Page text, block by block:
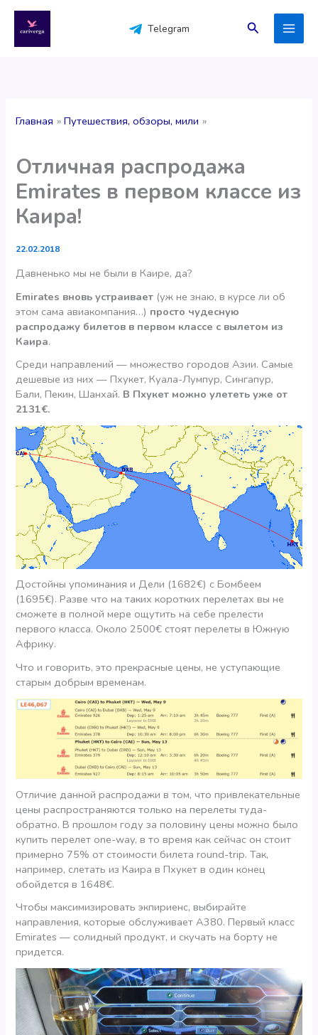
содержимому
Telegram Поиск
Главная Путешествия, обзоры, мили
Отличная распродажа
Emirates в первом классе из
Каира!
22.02.2018
Давненько мы не были в Каире, да?
Emirates вновь устраивает (уж не знаю, в курсе ли об
этом сама авиакомпания…) просто чудесную
распродажу билетов в первом классе с вылетом из
Каира.
Среди направлений — множество городов Азии. Самые
дешевые из них — Пхукет, Куала-Лумпур, Сингапур,
Бали, Пекин, Шанхай. В Пхукет можно улететь уже от
2131€.
Достойны упоминания и Дели (1682€) с Бомбеем
(1695€). Разве что на таких коротких перелетах вы не
сможете в полной мере ощутить на себе прелести
первого класса. Около 2500€ стоят перелеты в Южную
Африку.
Что и говорить, это прекрасные цены, не уступающие
старым добрым временам.
Отличие данной распродажи в том, что привлекательные
цены распространяются только на перелеты туда-
обратно. В прошлом году за половину цены можно было
купить перелет one-way, в то время как сейчас он стоит
примерно 75% от стоимости билета round-trip. Так,
например, слетать из Каира в Пхукет в один конец
обойдется в 1648€.
Чтобы максимизировать экпириенс, выбирайте
направления, которые обслуживает А380. Первый класс
Emirates — солидный продукт, и скучать на борту не
придется.